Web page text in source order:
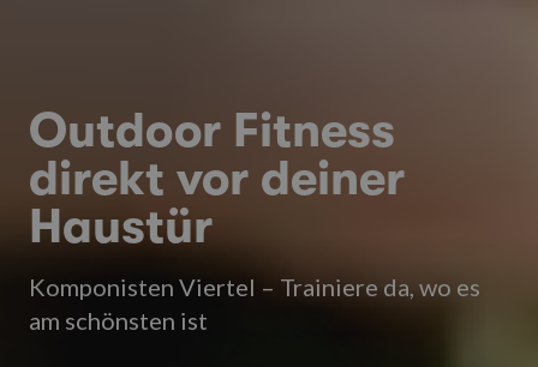
Outdoor Fitness
direkt vor deiner
Haustür
Komponisten Viertel – Trainiere da, wo es
am schönsten ist